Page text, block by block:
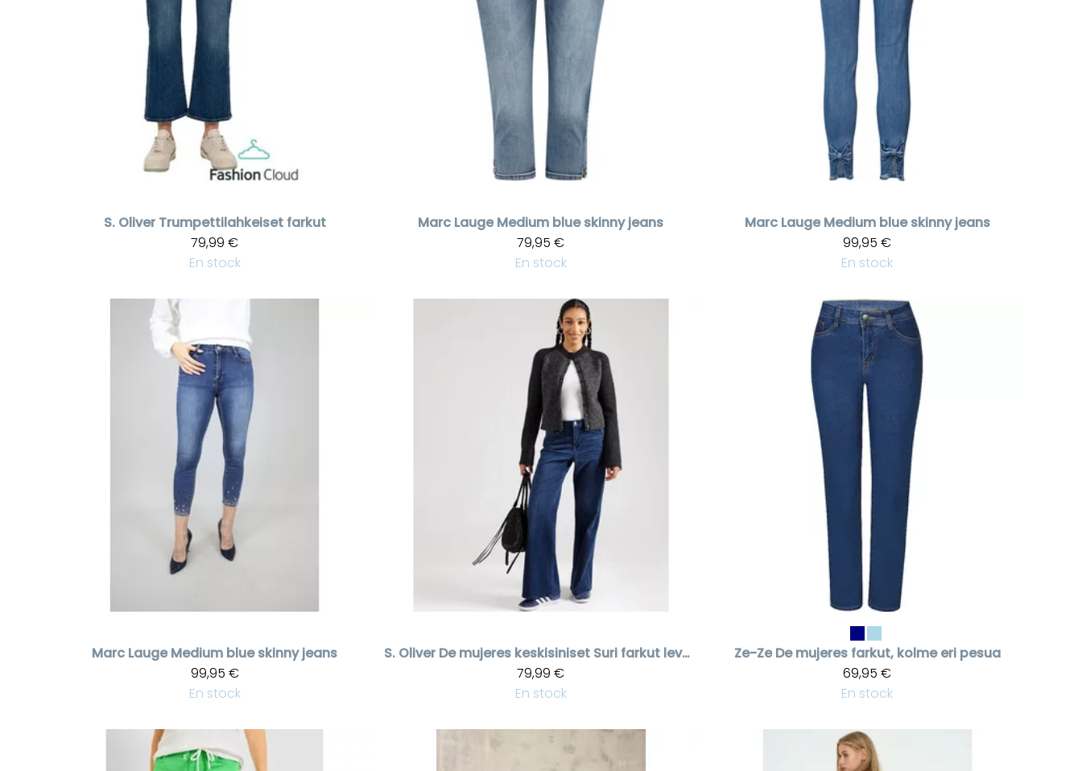
S. Oliver Trumpettilahkeiset farkut
79,99 €
En stock
Marc Lauge Medium blue skinny jeans
79,95 €
En stock
Marc Lauge Medium blue skinny jeans
99,95 €
En stock
Marc Lauge Medium blue skinny jeans
99,95 €
En stock
S. Oliver
De mujeres keskisiniset Suri farkut leveällä lahkeella
79,99 €
En stock
Ze-Ze De mujeres farkut, kolme eri pesua
69,95 €
En stock